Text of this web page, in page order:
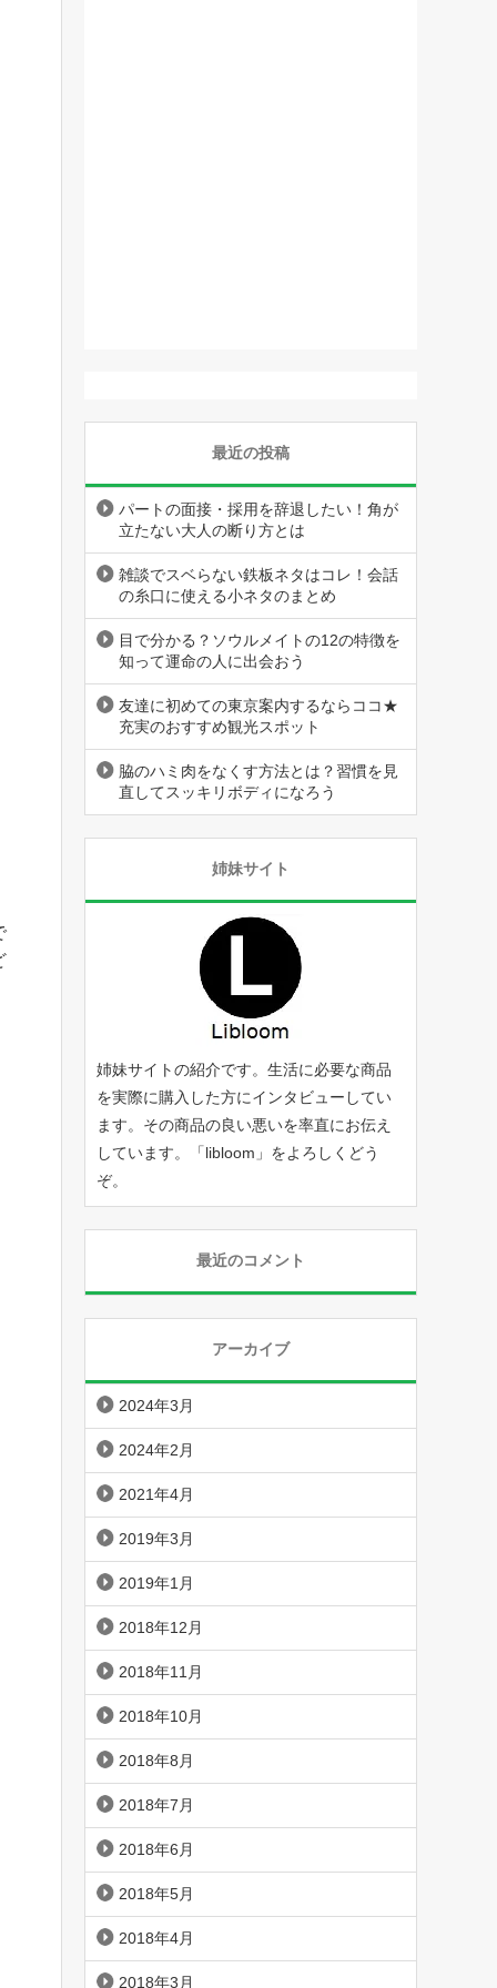
最近の投稿
パートの面接・採用を辞退したい！角が
立たない大人の断り方とは
雑談でスベらない鉄板ネタはコレ！会話
の糸口に使える小ネタのまとめ
目で分かる？ソウルメイトの12の特徴を
知って運命の人に出会おう
友達に初めての東京案内するならココ★
充実のおすすめ観光スポット
脇のハミ肉をなくす方法とは？習慣を見
直してスッキリボディになろう
姉妹サイト
姉妹サイトの紹介です。生活に必要な商品
を実際に購入した方にインタビューしてい
ます。その商品の良い悪いを率直にお伝え
しています。「libloom 」をよろしくどう
ぞ。
最近のコメント
アーカイブ
2024年3月
2024年2月
2021年4月
2019年3月
2019年1月
2018年12月
2018年11月
2018年10月
2018年8月
2018年7月
2018年6月
2018年5月
2018年4月
2018年3月